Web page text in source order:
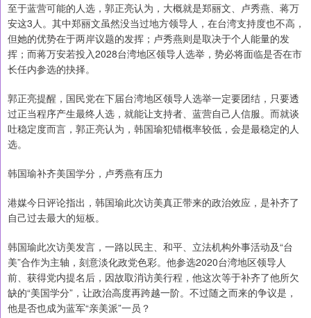
至于蓝营可能的人选，郭正亮认为，大概就是郑丽文、卢秀燕、蒋万
安这3人。其中郑丽文虽然没当过地方领导人，在台湾支持度也不高，
但她的优势在于两岸议题的发挥；卢秀燕则是取决于个人能量的发
挥；而蒋万安若投入2028台湾地区领导人选举，势必将面临是否在市
长任内参选的抉择。
郭正亮提醒，国民党在下届台湾地区领导人选举一定要团结，只要透
过正当程序产生最终人选，就能让支持者、蓝营自己人信服。而就谈
吐稳定度而言，郭正亮认为，韩国瑜犯错概率较低，会是最稳定的人
选。
韩国瑜补齐美国学分，卢秀燕有压力
港媒今日评论指出，韩国瑜此次访美真正带来的政治效应，是补齐了
自己过去最大的短板。
韩国瑜此次访美发言，一路以民主、和平、立法机构外事活动及“台
美”合作为主轴，刻意淡化政党色彩。他参选2020台湾地区领导人
前、获得党内提名后，因故取消访美行程，他这次等于补齐了他所欠
缺的“美国学分”，让政治高度再跨越一阶。不过随之而来的争议是，
他是否也成为蓝军“亲美派”一员？